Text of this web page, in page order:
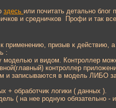
здесь или почитать детально
и средничков
Профи и так
применению, призыв к действию,
:
и видом. Контроллер
контроллер
и записываются в модель ЛИБО
+ обработчик логики ( данных ).
( на нее родную обязательно -